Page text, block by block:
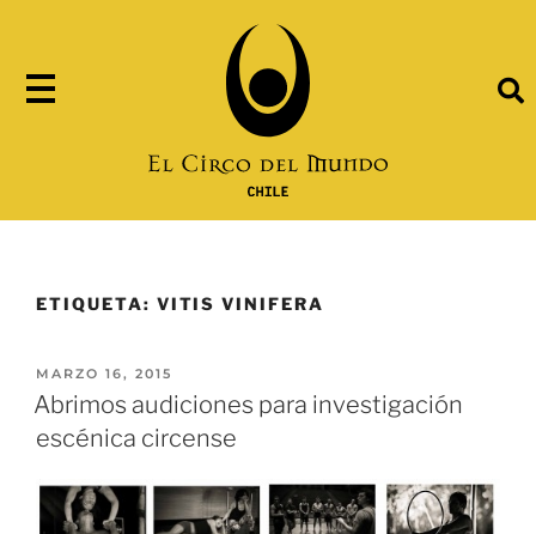
ETIQUETA: VITIS VINIFERA
MARZO 16, 2015
Abrimos audiciones para investigación
escénica circense